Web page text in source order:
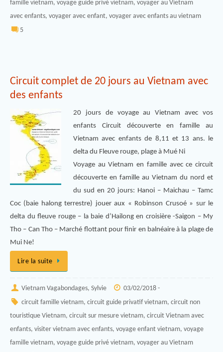
famille vietnam, voyage guide privé vietnam, voyager au Vietnam
avec enfants, voyager avec enfant, voyager avec enfants au vietnam
5
Circuit complet de 20 jours au Vietnam avec
des enfants
20 jours de voyage au Vietnam avec vos
enfants Circuit découverte en famille au
Vietnam avec enfants de 8,11 et 13 ans. le
delta du Fleuve rouge, plage à Mué Ni
Voyage au Vietnam en famille avec ce circuit
découverte en famille au Vietnam du nord et
du sud en 20 jours: Hanoi – Maichau – Tamc
Coc (baie halong terrestre) jouer aux « Robinson Crusoé » sur le
delta du fleuve rouge – la baie d’Hailong en croisière -Saigon – My
Tho – Can Tho – Marché flottant pour finir en balnéaire à la plage de
Mui Ne!
Lire la suite
Vietnam Vagabondages, Sylvie 03/02/2018 -
circuit famille vietnam, circuit guide privatif vietnam, circuit non
touristique Vietnam, circuit sur mesure vietnam, circuit Vietnam avec
enfants, visiter vietnam avec enfants, voyage enfant vietnam, voyage
famille vietnam, voyage guide privé vietnam, voyager au Vietnam